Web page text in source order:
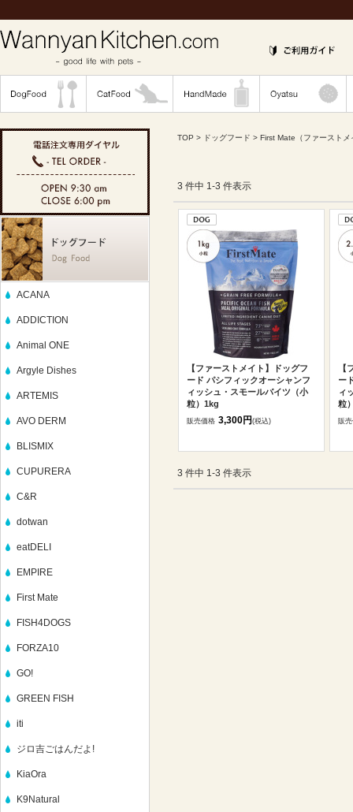
ACANA
ADDICTION
Animal ONE
Argyle Dishes
ARTEMIS
AVO DERM
BLISMIX
CUPURERA
C&R
dotwan
eatDELI
EMPIRE
First Mate
FISH4DOGS
FORZA10
GO!
GREEN FISH
iti
ジロ吉ごはんだよ!
KiaOra
K9Natural
TOP > ドッグフード > First Mate（ファーストメ
3 件中 1-3 件表示
【ファーストメイト】ドッグフ
ード パシフィックオーシャンフ
ィッシュ・スモールバイツ（小
粒）1kg
販売価格 3,300円(税込)
【
ー
ィ
粒
販
3 件中 1-3 件表示